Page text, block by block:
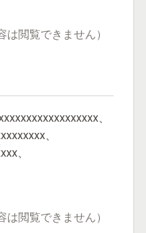
は閲覧できません）
、
、
、
は閲覧できません）